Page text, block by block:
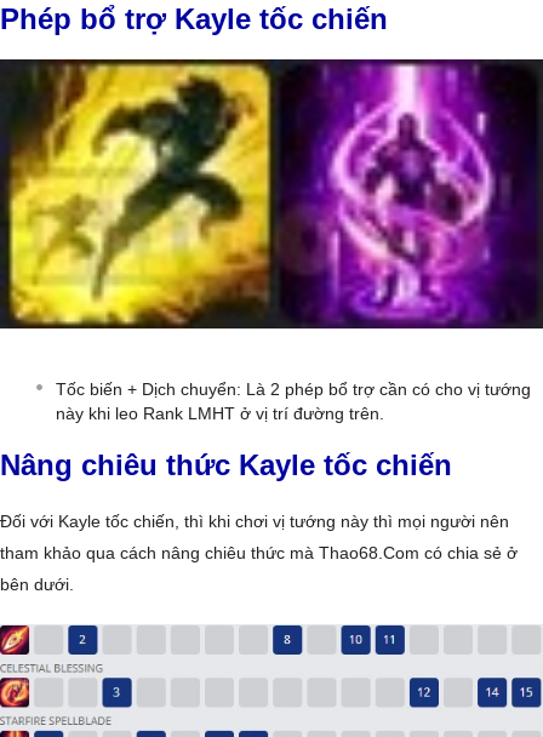
Phép bổ trợ Kayle tốc chiến
Tốc biến + Dịch chuyển: Là 2 phép bổ trợ cần có cho vị tướng
này khi leo Rank LMHT ở vị trí đường trên.
Nâng chiêu thức Kayle tốc chiến
Đối với Kayle tốc chiến, thì khi chơi vị tướng này thì mọi người nên
tham khảo qua cách nâng chiêu thức mà Thao68.Com có chia sẻ ở
bên dưới.